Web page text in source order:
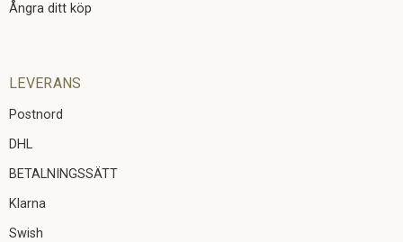
Ångra ditt köp
LEVERANS
Postnord
DHL
BETALNINGSSÄTT
Klarna
Swish